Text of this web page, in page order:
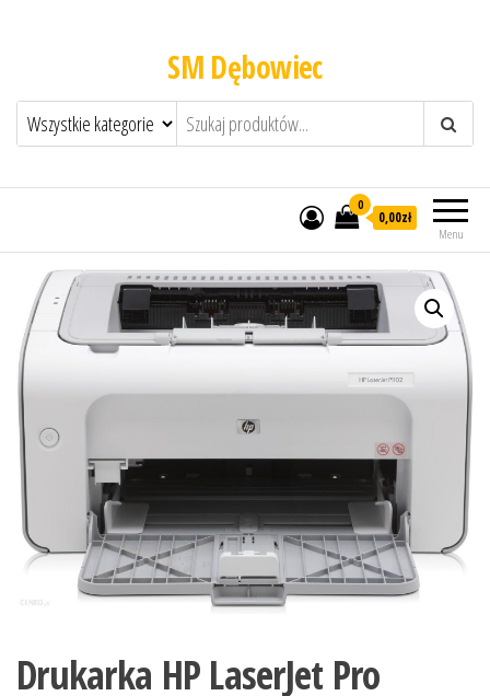
SM Dębowiec
Menu
0
0,00zł
Drukarka HP LaserJet Pro